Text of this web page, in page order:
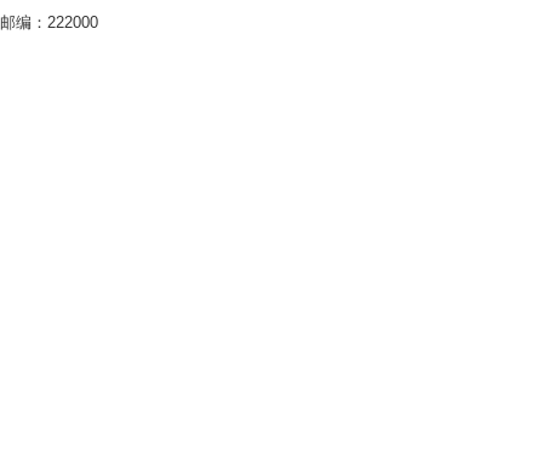
邮编：222000